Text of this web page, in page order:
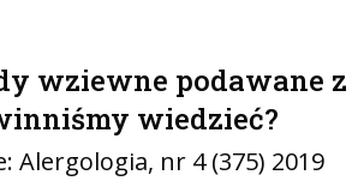
wziewne podawane
wiedzieć?
Alergologia, nr 4 (375) 2019